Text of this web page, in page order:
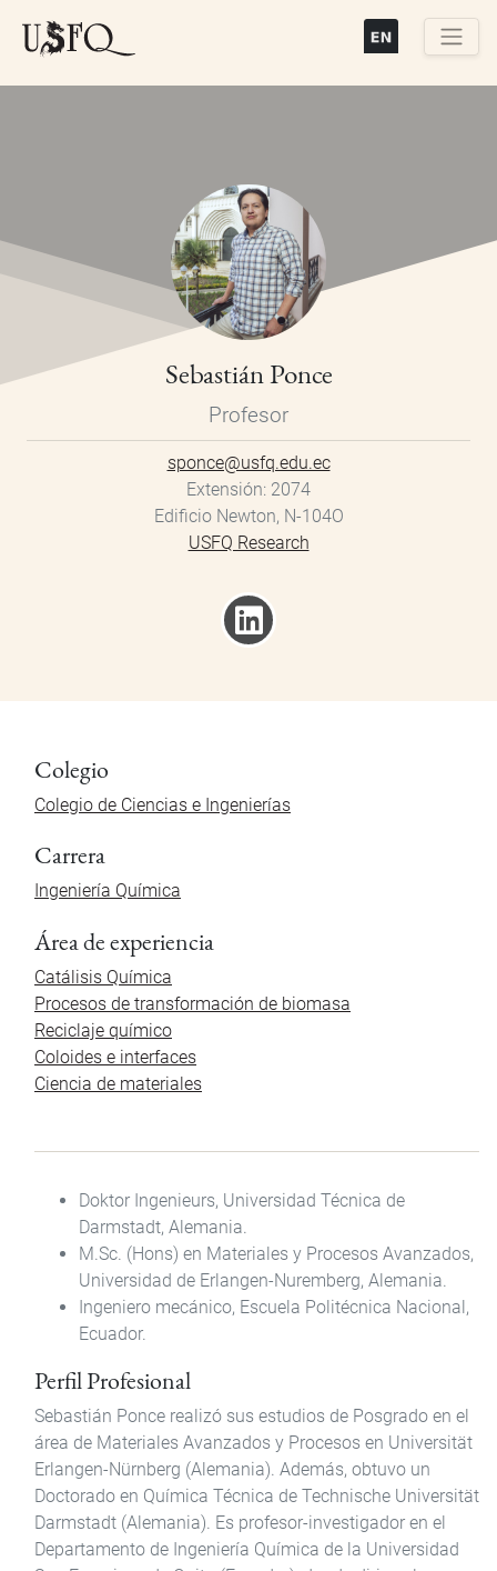
Sebastián Ponce
Profesor
sponce@usfq.edu.ec
Extensión 2074
Edificio Newton, N-104O
USFQ Research
Colegio
Colegio de Ciencias e Ingenierías
Carrera
Ingeniería Química
Área de experiencia
Catálisis Química
Procesos de transformación de biomasa
Reciclaje químico
Coloides e interfaces
Ciencia de materiales
Doktor Ingenieurs, Universidad Técnica de
Darmstadt, Alemania.
M.Sc. (Hons) en Materiales y Procesos Avanzados,
Universidad de Erlangen-Nuremberg, Alemania.
Ingeniero mecánico, Escuela Politécnica Nacional,
Ecuador.
Perfil Profesional
Sebastián Ponce realizó sus estudios de Posgrado en el
área de Materiales Avanzados y Procesos en Universität
Erlangen-Nürnberg (Alemania). Además, obtuvo un
Doctorado en Química Técnica de Technische Universität
Darmstadt (Alemania). Es profesor-investigador en el
Departamento de Ingeniería Química de la Universidad